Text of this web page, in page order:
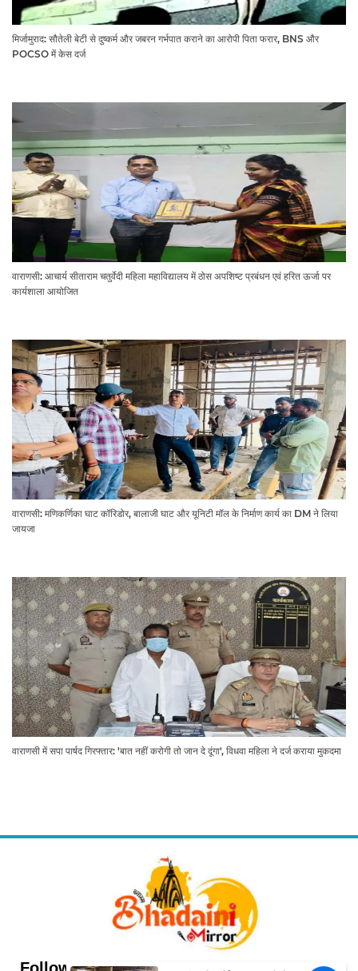
मिर्जामुराद: सौतेली बेटी से दुष्कर्म और जबरन गर्भपात कराने का आरोपी पिता फरार, BNS और
POCSO में केस दर्ज
वाराणसी: आचार्य सीताराम चतुर्वेदी महिला महाविद्यालय में ठोस अपशिष्ट प्रबंधन एवं हरित ऊर्जा पर
कार्यशाला आयोजित
वाराणसी: मणिकर्णिका घाट कॉरिडोर, बालाजी घाट और यूनिटी मॉल के निर्माण कार्य का DM ने लिया
जायजा
वाराणसी में सपा पार्षद गिरफ्तार: 'बात नहीं करोगी तो जान दे दूंगा', विधवा महिला ने दर्ज कराया मुकदमा